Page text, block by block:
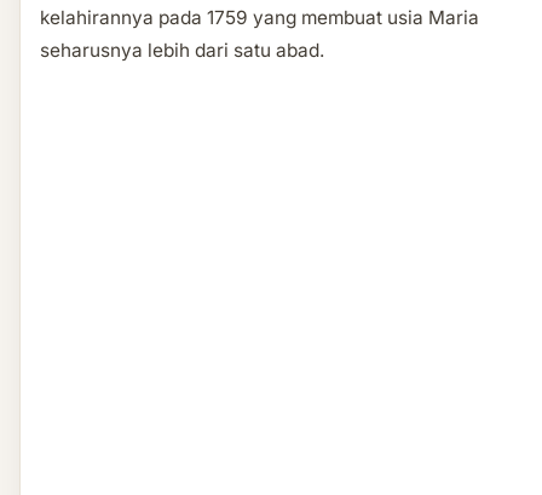
kelahirannya pada 1759 yang membuat usia Maria
seharusnya lebih dari satu abad.